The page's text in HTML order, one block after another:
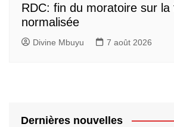
RDC: fin du moratoire sur la
normalisée
Divine Mbuyu 7 août 2026
Dernières nouvelles